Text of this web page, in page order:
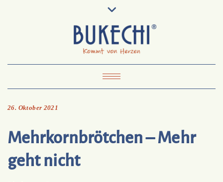
To
Bukechi
Impressum Datenschutz
Toggle Navigation
26. Oktober 2021
Mehrkornbrötchen – Mehr
geht nicht